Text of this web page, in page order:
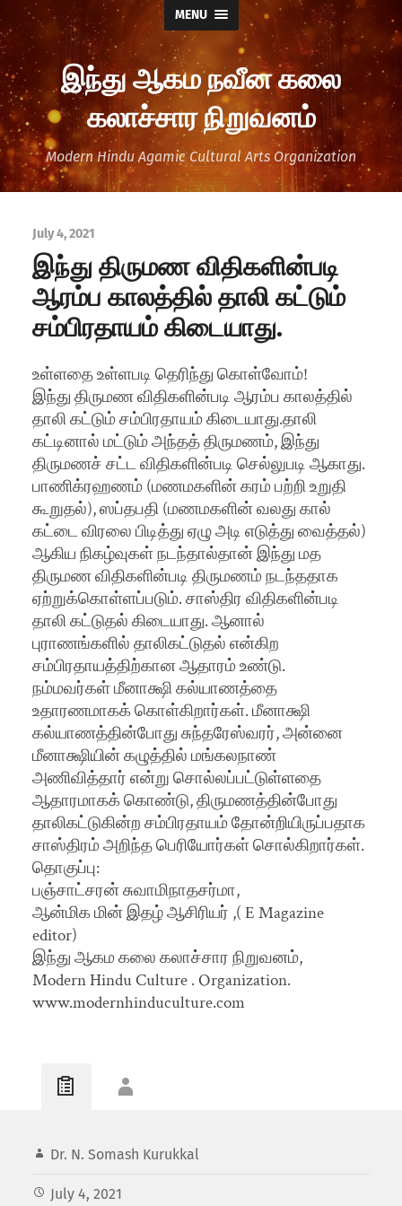
MENU
இந்து ஆகம நவீன கலை
கலாச்சார நிறுவனம்
Modern Hindu Agamic Cultural Arts Organization
July 4, 2021
இந்து திருமண விதிகளின்படி
ஆரம்ப காலத்தில் தாலி கட்டும்
சம்பிரதாயம் கிடையாது.
உள்ளதை உள்ளபடி தெரிந்து கொள்வோம்!
இந்து திருமண விதிகளின்படி ஆரம்ப காலத்தில்
தாலி கட்டும் சம்பிரதாயம் கிடையாது.தாலி
கட்டினால் மட்டும் அந்தத் திருமணம், இந்து
திருமணச் சட்ட விதிகளின்படி செல்லுபடி ஆகாது.
பாணிக்ரஹணம் (மணமகளின் கரம் பற்றி உறுதி
கூறுதல்), ஸப்தபதி (மணமகளின் வலது கால்
கட்டை விரலை பிடித்து ஏழு அடி எடுத்து வைத்தல்)
ஆகிய நிகழ்வுகள் நடந்தால்தான் இந்து மத
திருமண விதிகளின்படி திருமணம் நடந்ததாக
ஏற்றுக்கொள்ளப்படும். சாஸ்திர விதிகளின்படி
தாலி கட்டுதல் கிடையாது. ஆனால்
புராணங்களில் தாலிகட்டுதல் என்கிற
சம்பிரதாயத்திற்கான ஆதாரம் உண்டு.
நம்மவர்கள் மீனாக்ஷி கல்யாணத்தை
உதாரணமாகக் கொள்கிறார்கள். மீனாக்ஷி
கல்யாணத்தின்போது சுந்தரேஸ்வரர், அன்னை
மீனாக்ஷியின் கழுத்தில் மங்கலநாண்
அணிவித்தார் என்று சொல்லப்பட்டுள்ளதை
ஆதாரமாகக் கொண்டு, திருமணத்தின்போது
தாலிகட்டுகின்ற சம்பிரதாயம் தோன்றியிருப்பதாக
சாஸ்திரம் அறிந்த பெரியோர்கள் சொல்கிறார்கள்.
தொகுப்பு:
பஞ்சாட்சரன் சுவாமிநாதசர்மா,
ஆன்மிக மின் இதழ் ஆசிரியர் ,( E Magazine
editor)
இந்து ஆகம கலை கலாச்சார நிறுவனம்,
Modern Hindu Culture . Organization.
www.modernhinduculture.com
Dr. N. Somash Kurukkal
July 4, 2021